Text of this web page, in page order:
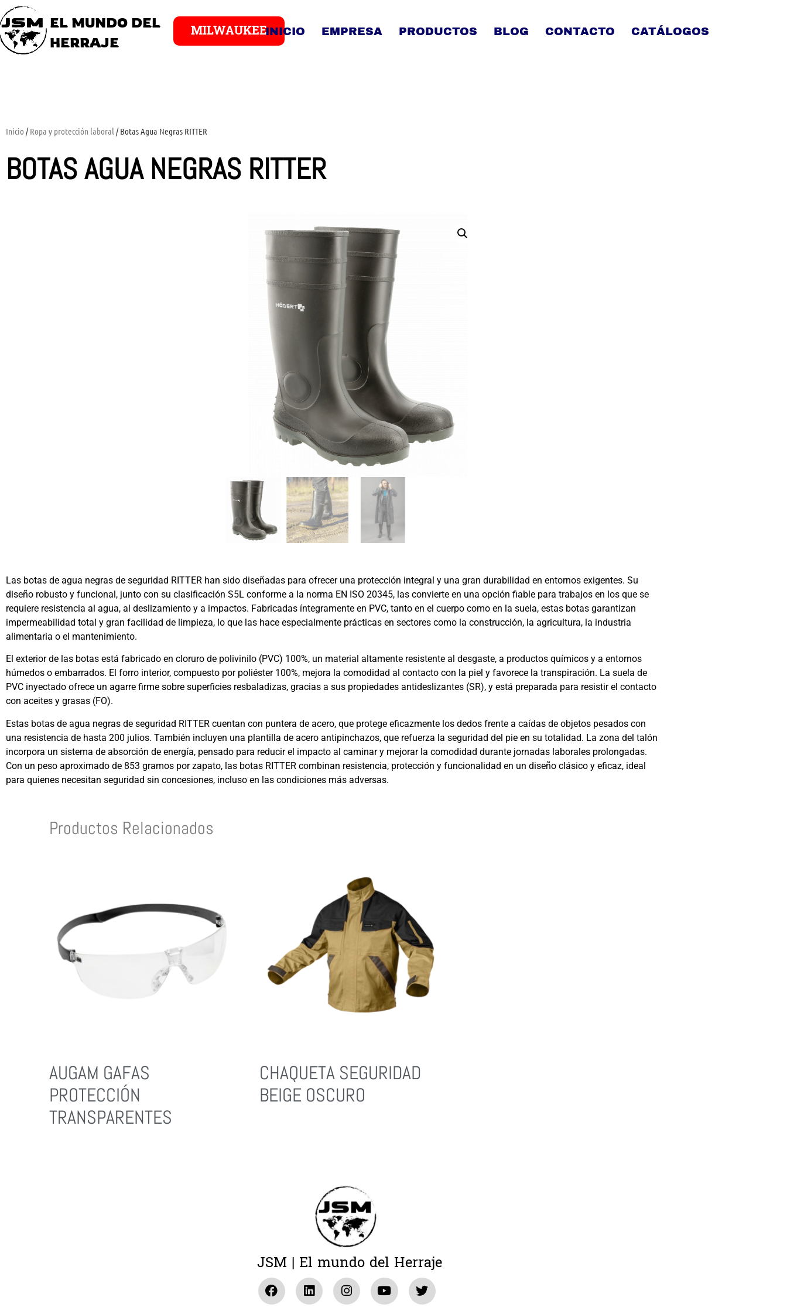
EL MUNDO DEL
HERRAJE
MILWAUKEEINICIO EMPRESA PRODUCTOS BLOG CONTACTO CATÁLOGOS
Inicio /Ropa y protección laboral / Botas Agua Negras RITTER
BOTAS AGUA NEGRAS RITTER
Las botas de agua negras de seguridad RITTER han sido diseñadas para ofrecer una protección integral y una gran durabilidad en entornos exigentes. Su
diseño robusto y funcional, junto con su clasificación S5L conforme a la norma EN ISO 20345, las convierte en una opción fiable para trabajos en los que se
requiere resistencia al agua, al deslizamiento y a impactos. Fabricadas íntegramente en PVC, tanto en el cuerpo como en la suela, estas botas garantizan
impermeabilidad total y gran facilidad de limpieza, lo que las hace especialmente prácticas en sectores como la construcción, la agricultura, la industria
alimentaria o el mantenimiento.
El exterior de las botas está fabricado en cloruro de polivinilo (PVC) 100%, un material altamente resistente al desgaste, a productos químicos y a entornos
húmedos o embarrados. El forro interior, compuesto por poliéster 100%, mejora la comodidad al contacto con la piel y favorece la transpiración. La suela de
PVC inyectado ofrece un agarre firme sobre superficies resbaladizas, gracias a sus propiedades antideslizantes (SR), y está preparada para resistir el contacto
con aceites y grasas (FO).
Estas botas de agua negras de seguridad RITTER cuentan con puntera de acero, que protege eficazmente los dedos frente a caídas de objetos pesados con
una resistencia de hasta 200 julios. También incluyen una plantilla de acero antipinchazos, que refuerza la seguridad del pie en su totalidad. La zona del talón
incorpora un sistema de absorción de energía, pensado para reducir el impacto al caminar y mejorar la comodidad durante jornadas laborales prolongadas.
Con un peso aproximado de 853 gramos por zapato, las botas RITTER combinan resistencia, protección y funcionalidad en un diseño clásico y eficaz, ideal
para quienes necesitan seguridad sin concesiones, incluso en las condiciones más adversas.
Productos Relacionados
AUGAM GAFAS
PROTECCIÓN
TRANSPARENTES
CHAQUETA SEGURIDAD
BEIGE OSCURO
JSM | El mundo del Herraje